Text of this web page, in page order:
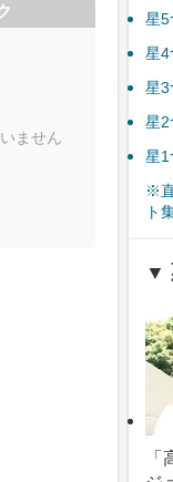
ません
星5
星4
星3
星2
星1
※
ト
▼